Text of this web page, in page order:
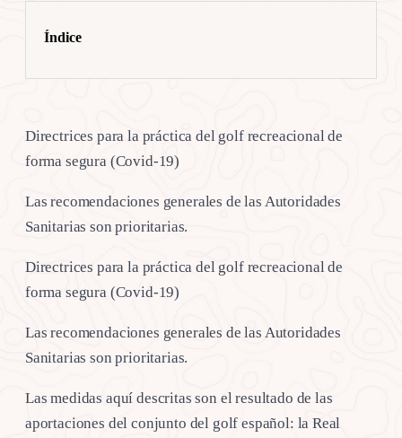
Índice
Directrices para la práctica del golf recreacional de
forma segura (Covid-19)
Las recomendaciones generales de las Autoridades
Sanitarias son prioritarias.
Directrices para la práctica del golf recreacional de
forma segura (Covid-19)
Las recomendaciones generales de las Autoridades
Sanitarias son prioritarias.
Las medidas aquí descritas son el resultado de las
aportaciones del conjunto del golf español: la Real